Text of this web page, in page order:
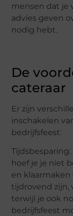
mensen dat je
advies geven
nodig hebt.
De
cateraar
Er zijn
inschakelen
bedrijfsfeest:
hoef je je niet
en
tijdrovend zijn,
terwijl je ook
bedrijfsfeest